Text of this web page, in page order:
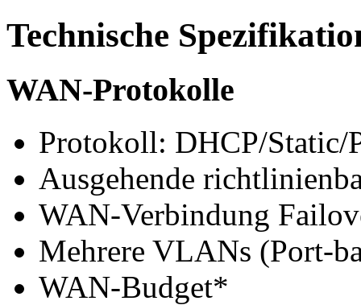
Technische
WAN-Protokolle
Protokoll: DHCP/Static/
Ausgehende
WAN-Verbindung
Mehrere VLANs (Port-
WAN-Budget*